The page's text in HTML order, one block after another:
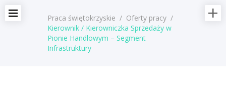
Praca świętokrzyskie / Oferty pracy /
Kierownik / Kierowniczka Sprzedaży w
Pionie Handlowym – Segment
Infrastruktury